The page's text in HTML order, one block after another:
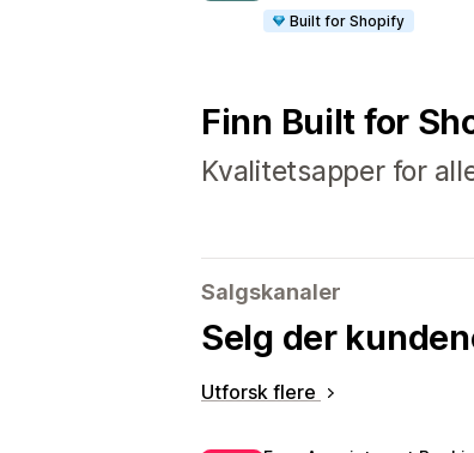
Built for Shopify
Finn Built for
Kvalitetsapper for
Salgskanaler
Selg der
Utforsk flere